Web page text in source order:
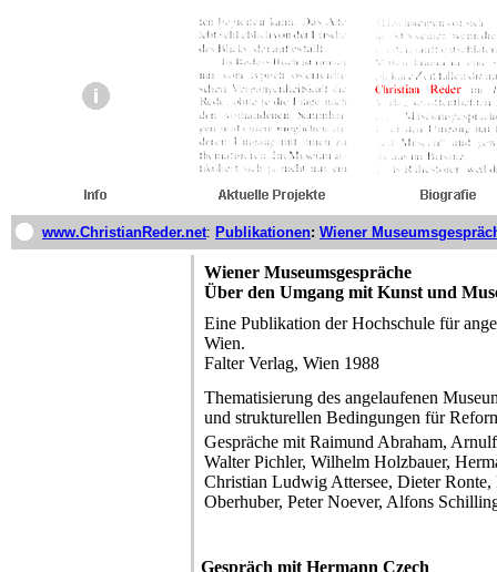
www.ChristianReder.net: Publikationen: Wiener
Wiener Museumsgespräche
Über den Umgang mit Kunst und
Eine Publikation der Hochschule für
Wien.
Falter Verlag, Wien 1988
Thematisierung des angelaufenen
und strukturellen Bedingungen für
Gespräche mit Raimund Abraham,
Walter Pichler, Wilhelm Holzbauer,
Christian Ludwig Attersee, Dieter Ronte,
Oberhuber, Peter Noever, Alfons
Gespräch mit Hermann Czech